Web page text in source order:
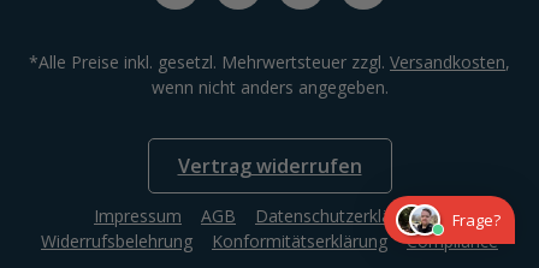
*Alle Preise inkl. gesetzl. Mehrwertsteuer zzgl. Versandkosten,
wenn nicht anders angegeben.
Vertrag widerrufen
Impressum AGB
Datenschutzerklärung
Widerrufsbelehrung
Konformitätserklärung Compliance
Frage?